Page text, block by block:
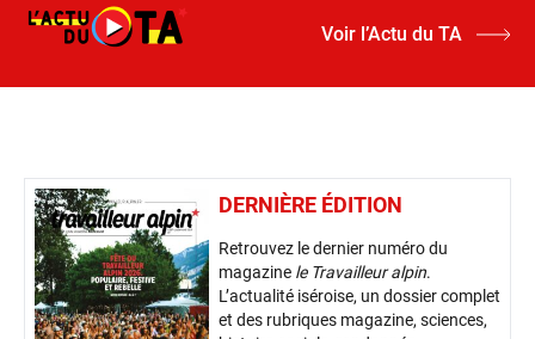
Voir l’Actu du TA
DERNIÈRE ÉDITION
Retrouvez le dernier numéro du
magazine le Travailleur alpin.
L’actualité iséroise, un dossier complet
et des rubriques magazine, sciences,